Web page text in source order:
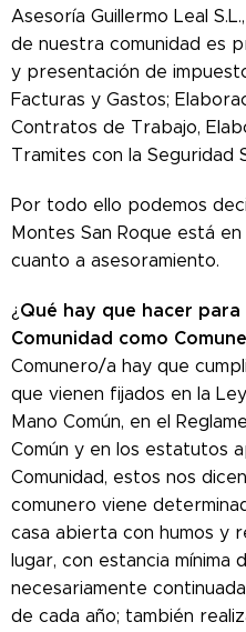
Asesoría Guillermo Leal
de nuestra comunidad es
y presentación de
Facturas y Gastos;
Contratos de Trabajo,
Tramites con la Seguridad
Por todo ello podemos
Montes San Roque está
cuanto a asesoramiento.
¿ Qué hay que hacer
Comunidad como
Comunero/a hay que
que vienen fijados en la
Mano Común, en el
Común y en los estatutos
Comunidad, estos nos
comunero viene
casa abierta con humos y
lugar, con estancia mínima
necesariamente
de cada año; también